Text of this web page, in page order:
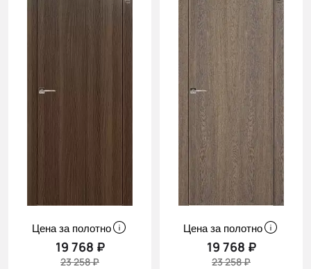
Цена за полотно
19 768 ₽
23 258 ₽
Цена за полотно
19 768 ₽
23 258 ₽